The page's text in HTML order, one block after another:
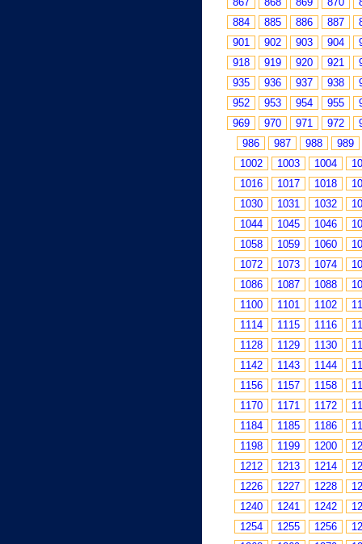
884
885 886 887
901
902 903 904
918
919 920 921
935
936 937 938
952
953 954 955
969
970 971 972
986
987 988
989
1002
1003 1004
1016
1017 1018
1030
1031 1032
1044
1045 1046
1058
1059 1060
1072
1073 1074
1086
1087 1088
1100
1101 1102
1114
1115 1116
1128
1129 1130
1142
1143 1144
1156
1157 1158
1170
1171 1172
1184
1185 1186
1198
1199 1200
1212
1213 1214
1226
1227 1228
1240
1241 1242
1254
1255 1256